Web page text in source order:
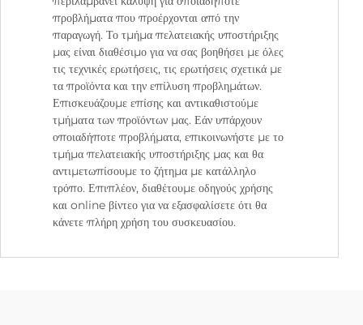
προβλήματα που προέρχονται από την
παραγωγή. Το τμήμα πελατειακής υποστήριξης
μας είναι διαθέσιμο για να σας βοηθήσει με όλες
τις τεχνικές ερωτήσεις, τις ερωτήσεις σχετικά με
τα προϊόντα και την επίλυση προβλημάτων.
Επισκευάζουμε επίσης και αντικαθιστούμε
τμήματα των προϊόντων μας. Εάν υπάρχουν
οποιαδήποτε προβλήματα, επικοινωνήστε με το
τμήμα πελατειακής υποστήριξης μας και θα
αντιμετωπίσουμε το ζήτημα με κατάλληλο
τρόπο. Επιπλέον, διαθέτουμε οδηγούς χρήσης
και online βίντεο για να εξασφαλίσετε ότι θα
κάνετε πλήρη χρήση του συσκευασίου.